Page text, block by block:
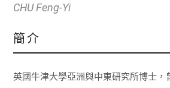
CHU Feng-Yi
簡介
英國牛津大學亞洲與中東研究所博士，